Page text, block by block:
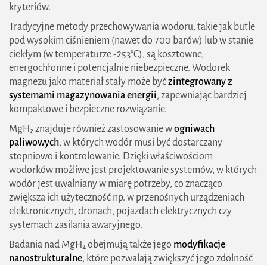
kryteriów.
Tradycyjne metody przechowywania wodoru, takie jak butle
pod wysokim ciśnieniem (nawet do 700 barów) lub w stanie
ciekłym (w temperaturze -253°C), są kosztowne,
energochłonne i potencjalnie niebezpieczne. Wodorek
magnezu jako materiał stały może byćzintegrowany z
systemami magazynowania energii, zapewniając bardziej
kompaktowe i bezpieczne rozwiązanie.
MgH₂ znajduje również zastosowanie wogniwach
paliwowych, w których wodór musi być dostarczany
stopniowo i kontrolowanie. Dzięki właściwościom
wodorków możliwe jest projektowanie systemów, w których
wodór jest uwalniany w miarę potrzeby, co znacząco
zwiększa ich użyteczność np. w przenośnych urządzeniach
elektronicznych, dronach, pojazdach elektrycznych czy
systemach zasilania awaryjnego.
Badania nad MgH₂ obejmują także jego modyfikacje
nanostrukturalne, które pozwalają zwiększyć jego zdolność